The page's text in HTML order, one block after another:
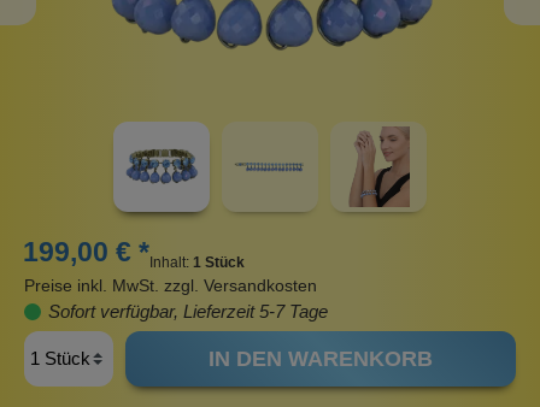
199,00 € * Inhalt: 1 Stück
Preise inkl. MwSt. zzgl. Versandkosten
Sofort verfügbar, Lieferzeit 5-7 Tage
IN DEN WARENKORB